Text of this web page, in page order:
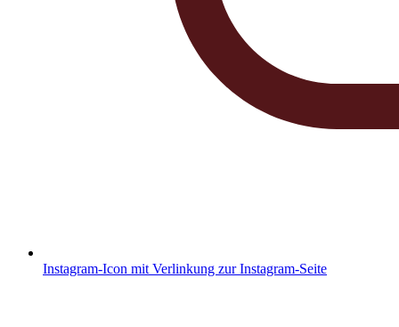
Instagram-Icon mit Verlinkung zur Instagram-Seite